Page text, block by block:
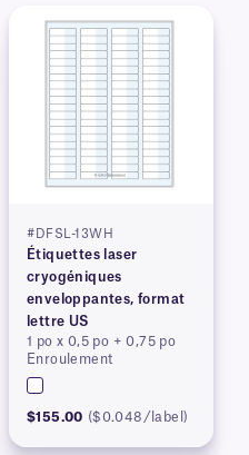
#DFSL-13WH
Étiquettes laser
cryogéniques
enveloppantes, format
lettre US
1 po x 0,5 po + 0,75 po
Enroulement
$155.00 ($0.048/label)